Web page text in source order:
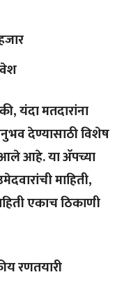
यंदा मतदारांना
देण्यासाठी विशेष
आहे. या अ‍ॅपच्या
माहिती,
एकाच ठिकाणी
रणतयारी